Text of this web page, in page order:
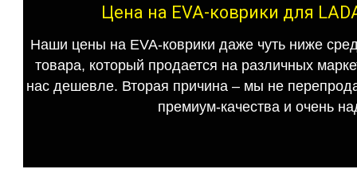
Цена на EVA-коврики для
Наши цены на EVA-коврики даже чуть ниже
товара, который продается на различных
нас дешевле. Вторая причина – мы не
премиум-качества и очень